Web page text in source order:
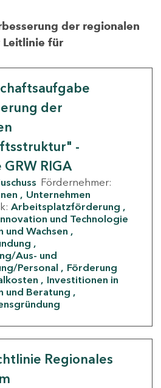
der regionalen
für
der
-
RIGA
Fördernehmer:
Unternehmen
Arbeitsplatzförderung
und Technologie
und Wachsen
Aus- und
Personal
Förderung
Investitionen in
und Beratung
Regionales